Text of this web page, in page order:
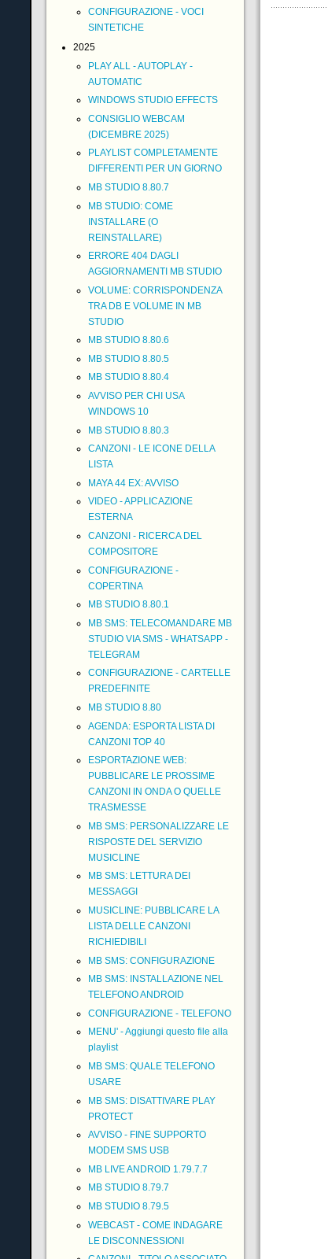
CONFIGURAZIONE - VOCI
SINTETICHE
2025
PLAY ALL - AUTOPLAY -
AUTOMATIC
WINDOWS STUDIO EFFECTS
CONSIGLIO WEBCAM
(DICEMBRE 2025)
PLAYLIST COMPLETAMENTE
DIFFERENTI PER UN GIORNO
MB STUDIO 8.80.7
MB STUDIO: COME
INSTALLARE (O
REINSTALLARE)
ERRORE 404 DAGLI
AGGIORNAMENTI MB STUDIO
VOLUME: CORRISPONDENZA
TRA DB E VOLUME IN MB
STUDIO
MB STUDIO 8.80.6
MB STUDIO 8.80.5
MB STUDIO 8.80.4
AVVISO PER CHI USA
WINDOWS 10
MB STUDIO 8.80.3
CANZONI - LE ICONE DELLA
LISTA
MAYA 44 EX: AVVISO
VIDEO - APPLICAZIONE
ESTERNA
CANZONI - RICERCA DEL
COMPOSITORE
CONFIGURAZIONE -
COPERTINA
MB STUDIO 8.80.1
MB SMS: TELECOMANDARE MB
STUDIO VIA SMS - WHATSAPP -
TELEGRAM
CONFIGURAZIONE - CARTELLE
PREDEFINITE
MB STUDIO 8.80
AGENDA: ESPORTA LISTA DI
CANZONI TOP 40
ESPORTAZIONE WEB:
PUBBLICARE LE PROSSIME
CANZONI IN ONDA O QUELLE
TRASMESSE
MB SMS: PERSONALIZZARE LE
RISPOSTE DEL SERVIZIO
MUSICLINE
MB SMS: LETTURA DEI
MESSAGGI
MUSICLINE: PUBBLICARE LA
LISTA DELLE CANZONI
RICHIEDIBILI
MB SMS: CONFIGURAZIONE
MB SMS: INSTALLAZIONE NEL
TELEFONO ANDROID
CONFIGURAZIONE - TELEFONO
MENU' - Aggiungi questo file alla
playlist
MB SMS: QUALE TELEFONO
USARE
MB SMS: DISATTIVARE PLAY
PROTECT
AVVISO - FINE SUPPORTO
MODEM SMS USB
MB LIVE ANDROID 1.79.7.7
MB STUDIO 8.79.7
MB STUDIO 8.79.5
WEBCAST - COME INDAGARE
LE DISCONNESSIONI